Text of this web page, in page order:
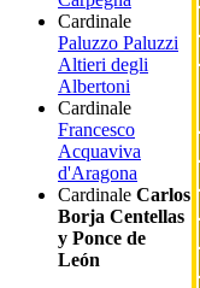
Cardinale
Paluzzo Paluzzi
Altieri degli
Albertoni
Cardinale
Francesco
Acquaviva
d'Aragona
Cardinale Carlos
Borja Centellas
y Ponce de
León